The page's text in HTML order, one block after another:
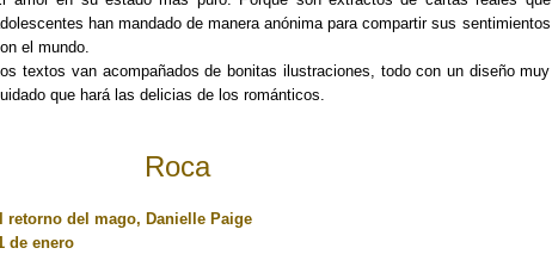
han mandado de manera anónima para compartir sus sentimientos
el mundo.
Los textos van acompañados de bonitas ilustraciones, todo con un diseño muy
que hará las delicias de los románticos.
Roca
retorno del mago, Danielle Paige
de enero